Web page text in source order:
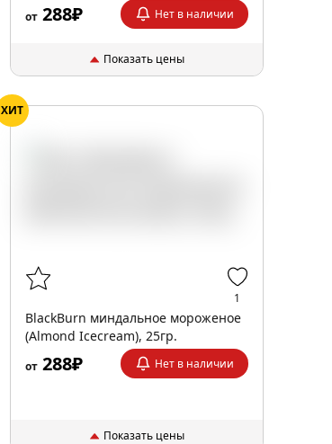
от288₽ Нет в наличии
Показать цены
ХИТ
1
BlackBurn миндальное мороженое
(Almond Icecream), 25гр.
от288₽ Нет в наличии
Показать цены